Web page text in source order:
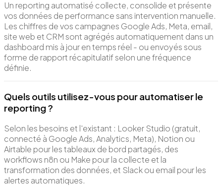
Un reporting automatisé collecte, consolide et présente
vos données de performance sans intervention manuelle.
Les chiffres de vos campagnes Google Ads, Meta, email,
site web et CRM sont agrégés automatiquement dans un
dashboard mis à jour en temps réel - ou envoyés sous
forme de rapport récapitulatif selon une fréquence
définie.
Quels outils utilisez-vous pour automatiser le
reporting ?
Selon les besoins et l'existant : Looker Studio (gratuit,
connecté à Google Ads, Analytics, Meta), Notion ou
Airtable pour les tableaux de bord partagés, des
workflows n8n ou Make pour la collecte et la
transformation des données, et Slack ou email pour les
alertes automatiques.